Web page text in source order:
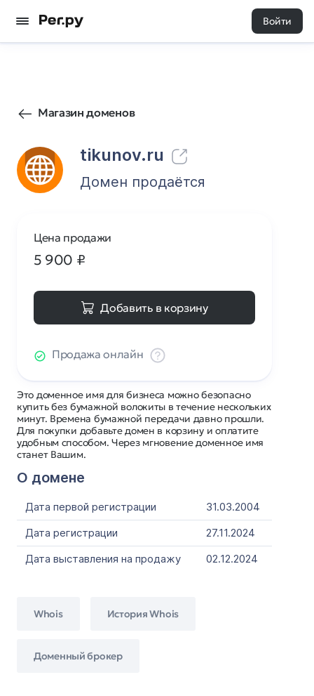
Войти
Магазин доменов
tikunov.ru
0 0
Домен продаётся
Это доменное имя для бизнеса можно безопасно
купить без бумажной волокиты в течение нескольких
минут. Времена бумажной передачи давно прошли.
Для покупки добавьте домен в корзину и оплатите
удобным способом. Через мгновение доменное имя
станет Вашим.
О домене
Дата первой регистрации
31.03.2004
Дата регистрации
27.11.2024
Дата выставления на продажу
02.12.2024
Whois История Whois
Доменный брокер
Цена продажи
5 900 ₽
Добавить в корзину
Продажа онлайн